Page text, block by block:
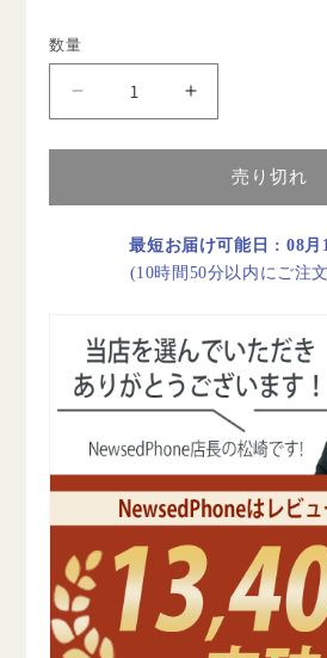
数量
mini4
Wi-
128GB
A1550
2015
年
A
ラ
ン
美
品
SIM
フ
リ
iPad
mini4
Wi-
Fi+Cellular
128GB
ル
バ
A1550
2015
年
A
ラ
ン
ク
美
品
SIM
フ
リ
売り切れ
最短お届け可能日 :08月
(10時間50分以内にご注